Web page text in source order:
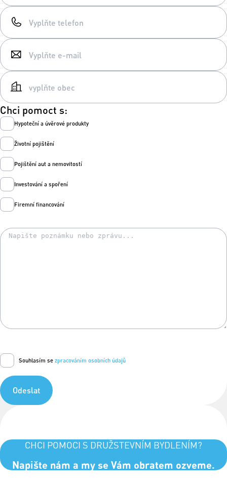
Chci pomoct s:
Hypoteční a úvěrové produkty
Životní pojištění
Pojištění aut a nemovitostí
Investování a spoření
Firemní financování
Souhlasím se zpracováním osobních údajů
Odeslat
CHCI POMOCI S DRUŽSTEVNÍM BYDLENÍM?
Napište nám a my se Vám obratem ozveme.